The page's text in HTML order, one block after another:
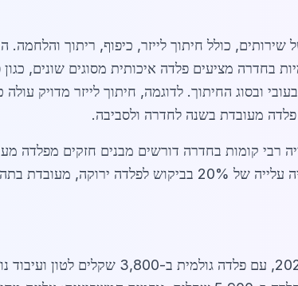
שירותים, כולל חיתוך לייזר, כיפוף, ריתוך
בחדרה מציעים פלדה איכותית מסוגים שונים,
רבי קומות בחדרה דורשים מבנים חזקים מפלדה
לרכיבים מותאמים אישית. בשנת 2026, צפויה עלייה של